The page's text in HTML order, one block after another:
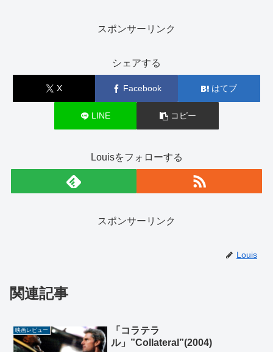
スポンサーリンク
シェアする
X Facebook はてブ
LINE コピー
Louisをフォローする
スポンサーリンク
Louis
関連記事
映画レビュー
「コラテラ
ル」”Collateral”(2004)